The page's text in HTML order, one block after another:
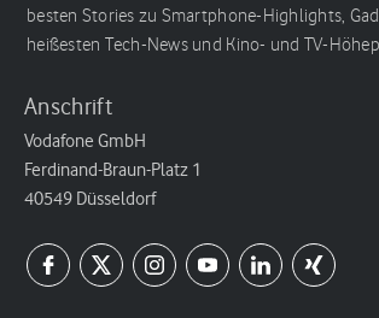
besten Stories zu Smartphone-Highlights,
heißesten Tech-News und Kino- und TV-
Anschrift
Vodafone GmbH
Ferdinand-Braun-Platz 1
40549 Düsseldorf